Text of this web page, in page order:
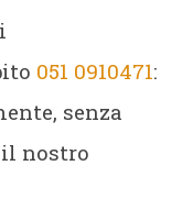
051 0910471:
senza
nostro